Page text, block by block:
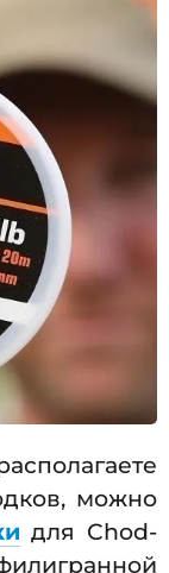
можно
для Chod-